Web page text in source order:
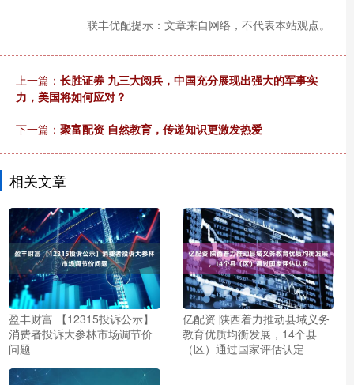
联丰优配提示：文章来自网络，不代表本站观点。
上一篇： 长胜证券 九三大阅兵，中国充分展现出强大的军事实
力，美国将如何应对？
下一篇： 聚富配资 自然教育，传递知识更激发热爱
相关文章
盈丰财富 【12315投诉公示】
消费者投诉大参林市场调节价
问题
亿配资 陕西着力推动县域义务
教育优质均衡发展，14个县
（区）通过国家评估认定